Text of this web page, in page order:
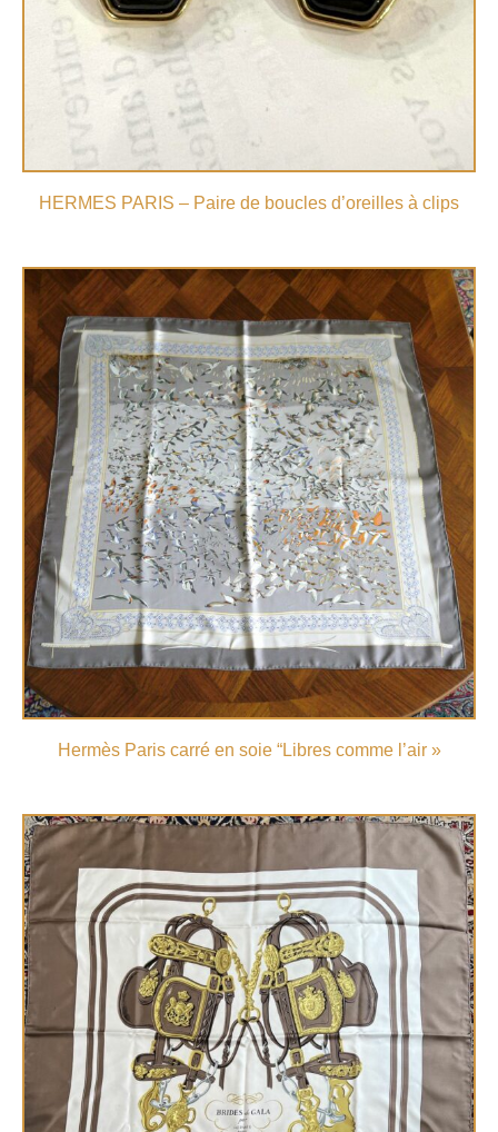
HERMES PARIS – Paire de boucles d’oreilles à clips
Hermès Paris carré en soie “Libres comme l’air »